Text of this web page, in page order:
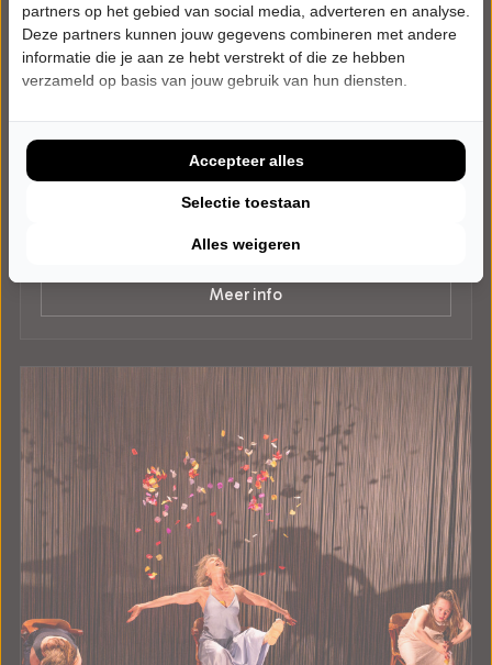
VRIJDAG 18 DECEMBER 2026 • 20:15 UUR
Tickets
Meer info
partners op het gebied van social media, adverteren en analyse.
Deze partners kunnen jouw gegevens combineren met andere
informatie die je aan ze hebt verstrekt of die ze hebben
verzameld op basis van jouw gebruik van hun diensten.
Alles weigeren
Selectie toestaan
Accepteer alles